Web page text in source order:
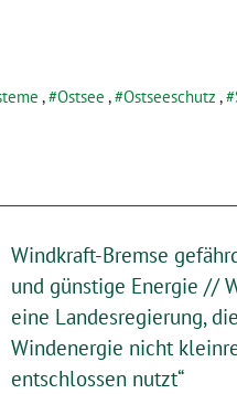
, Ostsee , Ostseeschutz ,
Windkraft-Bremse
und günstige Energie //
eine Landesregierung,
Windenergie nicht
entschlossen nutzt“